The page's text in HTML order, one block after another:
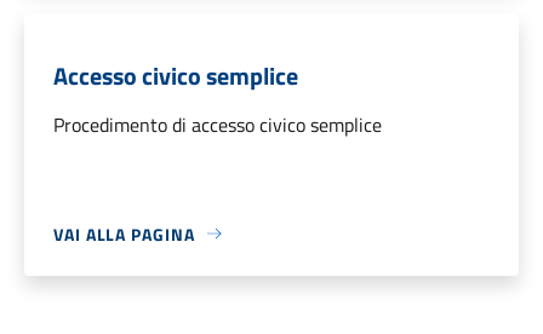
Accesso civico semplice
Procedimento di accesso civico semplice
VAI ALLA PAGINA